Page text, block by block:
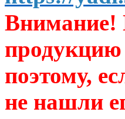
Внимание!
поэтому,
не нашли